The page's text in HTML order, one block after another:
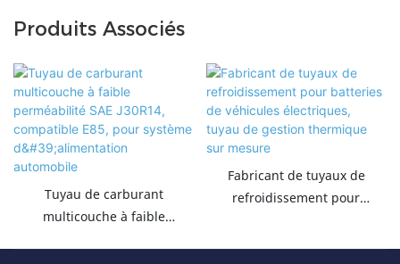
Produits Associés
Tuyau de carburant
multicouche à faible
Fabricant de tuyaux de
refroidissement pour